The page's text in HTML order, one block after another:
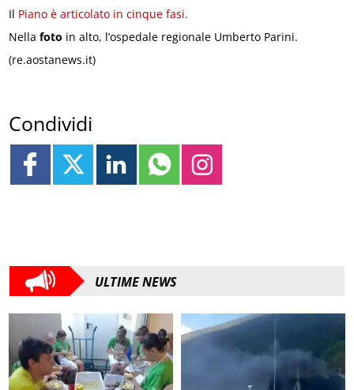
Il Piano è articolato in cinque fasi.
Nella foto in alto, l’ospedale regionale Umberto Parini.
(re.aostanews.it)
Condividi
ULTIME NEWS